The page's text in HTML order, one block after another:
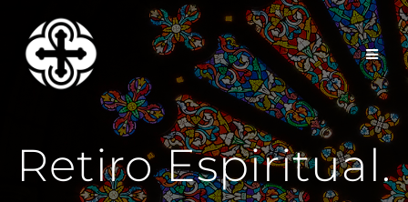
contenido
Retiro Espiritual.